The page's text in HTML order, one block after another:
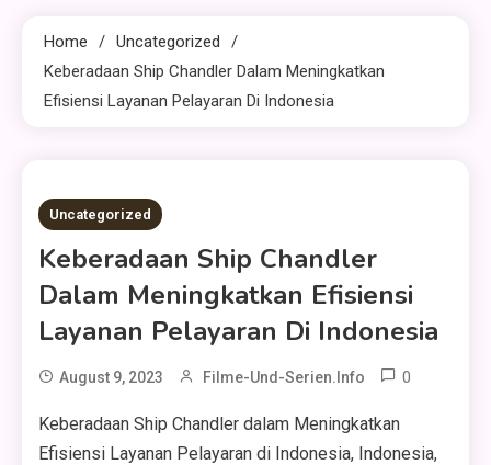
Home
Uncategorized
Keberadaan Ship Chandler Dalam Meningkatkan
Efisiensi Layanan Pelayaran Di Indonesia
3 MINS READ
Uncategorized
Keberadaan Ship Chandler
Dalam Meningkatkan Efisiensi
Layanan Pelayaran Di Indonesia
August 9, 2023 Filme-Und-Serien.info 0
Keberadaan Ship Chandler dalam Meningkatkan
Efisiensi Layanan Pelayaran di Indonesia, Indonesia,